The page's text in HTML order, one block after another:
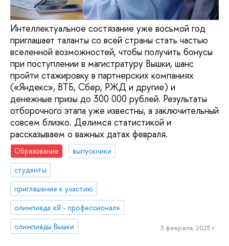
Интеллектуальное состязание уже восьмой год
приглашает таланты со всей страны стать частью
вселенной возможностей, чтобы получить бонусы
при поступлении в магистратуру Вышки, шанс
пройти стажировку в партнерских компаниях
(«Яндекс», ВТБ, Сбер, РЖД и другие) и
денежные призы до 300 000 рублей. Результаты
отборочного этапа уже известны, а заключительный
совсем близко. Делимся статистикой и
рассказываем о важных датах февраля.
Образование
выпускники
студенты
приглашение к участию
олимпиада «Я - профессионал»
олимпиады Вышки
3 февраля, 2025 г.